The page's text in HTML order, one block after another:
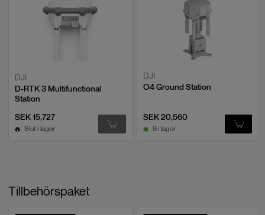
DJI
D-RTK 3 Multifunctional
Station
SEK 15,727
Slut i lager
DJI
O4 Ground Station
SEK 20,560
9 i lager
Tillbehörspaket